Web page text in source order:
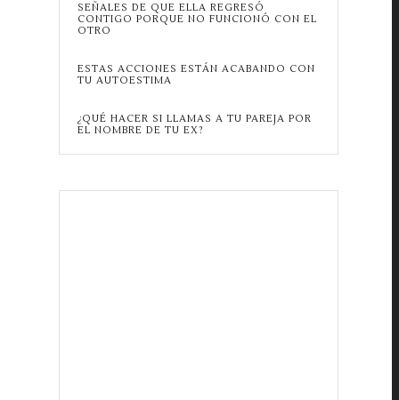
SEÑALES DE QUE ELLA REGRESÓ
CONTIGO PORQUE NO FUNCIONÓ CON EL
OTRO
ESTAS ACCIONES ESTÁN ACABANDO CON
TU AUTOESTIMA
¿QUÉ HACER SI LLAMAS A TU PAREJA POR
EL NOMBRE DE TU EX?